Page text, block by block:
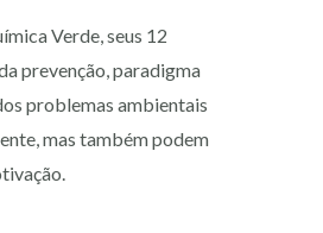
Verde, seus 12
prevenção, paradigma
problemas ambientais
mas também podem